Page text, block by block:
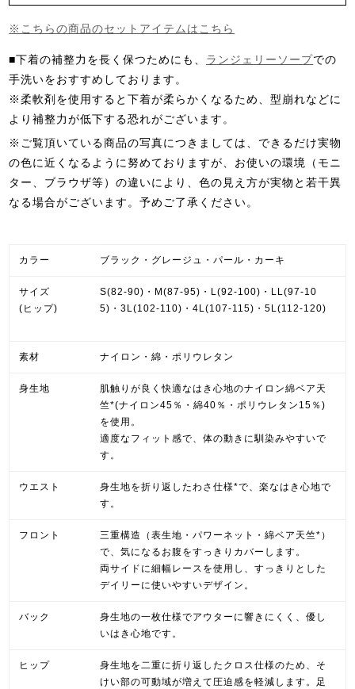
※こちらの商品のセットアイテムはこちら
■下着の補整力を長く保つためにも、 ランジェリーソープでの
手洗いをおすすめしております。
※柔軟剤を使用すると下着が柔らかくなるため、型崩れなどに
より補整力が低下する恐れがございます。
※ご覧頂いている商品の写真につきましては、できるだけ実物
の色に近くなるように努めておりますが、お使いの環境（モニ
ター、ブラウザ等）の違いにより、色の見え方が実物と若干異
なる場合がございます。予めご了承ください。
カラー ブラック・グレージュ・パール・カーキ
サイズ
(ヒップ)
S(82-90)・M(87-95)・L(92-100)・LL(97-10
5)・3L(102-110)・4L(107-115)・5L(112-120)
素材 ナイロン・綿・ポリウレタン
身生地
肌触りが良く快適なはき心地のナイロン綿ベア天
竺*(ナイロン45％・綿40％・ポリウレタン15％)
を使用。
適度なフィット感で、体の動きに馴染みやすいで
す。
ウエスト
身生地を折り返したわさ仕様*で、楽なはき心地で
す。
フロント
三重構造（表生地・パワーネット・綿ベア天竺*）
で、気になるお腹をすっきりカバーします。
両サイドに細幅レースを使用し、すっきりとした
デイリーに使いやすいデザイン。
バック
身生地の一枚仕様でアウターに響きにくく、優し
いはき心地です。
ヒップ
身生地を二重に折り返したクロス仕様のため、そ
けい部の可動域が増えて圧迫感を軽減します。足